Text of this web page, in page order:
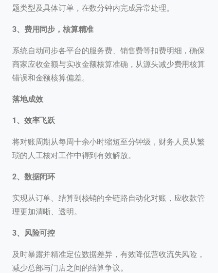
题类型及具体订单，在数分钟内完成异常处理。
3、费用同步，核算精准
系统自动同步各平台的服务费、销售费等扣费明细，确保
商家应收金额与实收金额核算准确，从源头减少费用核算
错误和金额核算偏差。
落地成效
1、效率飞跃
将对账周期从每周十余小时缩短至分钟级，财务人员从繁
琐的人工核对工作中得到有效解放。
2、数据闭环
实现从订单、结算到核销的全链路自动化对账，应收款管
理更加清晰、透明。
3、风险可控
及时暴露并精准定位数据差异，有效降低营收流失风险，
减少总部与门店之间的结算争议。